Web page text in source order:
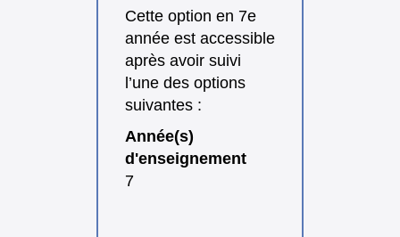
Cette option en 7e
année est accessible
après avoir suivi
l’une des options
suivantes :
Année(s)
d'enseignement
7